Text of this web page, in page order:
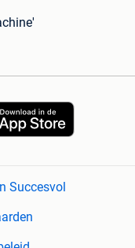
Succesvol